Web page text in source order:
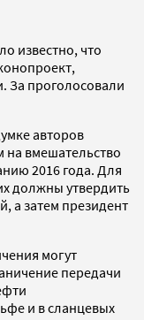
известно, что
За проголосовали
авторов
на вмешательство
2016 года. Для
должны утвердить
а затем президент
могут
передачи
и в сланцевых